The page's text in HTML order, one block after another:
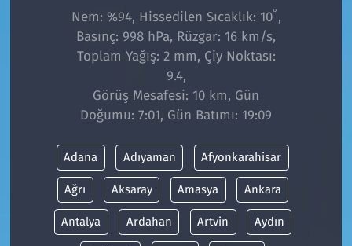
Nem: %94, Hissedilen Sıcaklık: 10° ,
Basınç: 998 hPa, Rüzgar: 16 km/s,
Toplam Yağış: 2 mm, Çiy Noktası:
9.4,
Görüş Mesafesi: 10 km, Gün
Doğumu: 7:01, Gün Batımı: 19:09
Adana Adıyaman Afyonkarahisar
Ağrı Aksaray Amasya Ankara
Antalya Ardahan Artvin Aydın